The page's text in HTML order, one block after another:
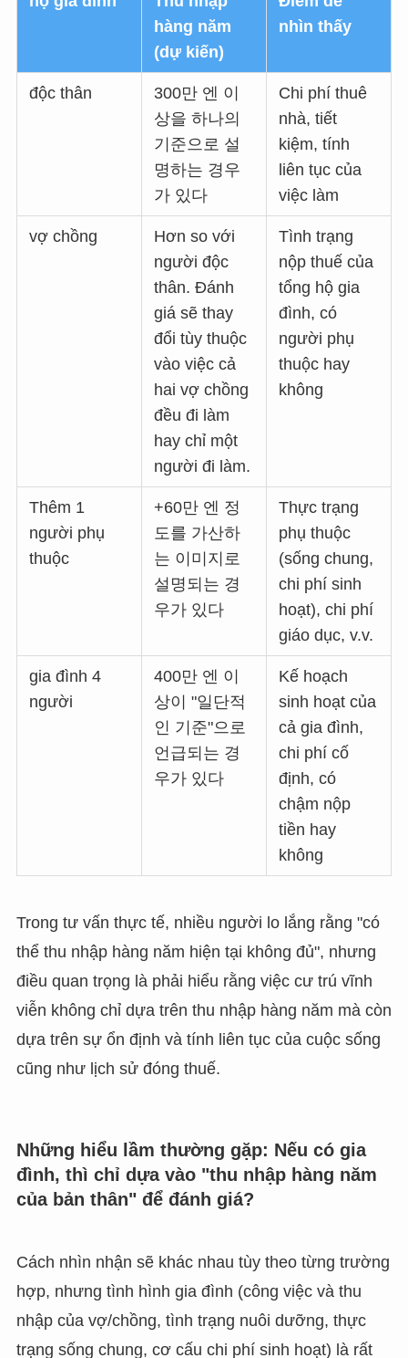
hàng năm
(dự kiến)
nhìn thấy
độc thân
300만 엔 이
상을 하나의
기준으로 설
명하는 경우
가 있다
Chi phí thuê
nhà, tiết
kiệm, tính
liên tục của
việc làm
vợ chồng
Hơn so với
người độc
thân. Đánh
giá sẽ thay
đổi tùy thuộc
vào việc cả
hai vợ chồng
đều đi làm
hay chỉ một
người đi làm.
Tình trạng
nộp thuế của
tổng hộ gia
đình, có
người phụ
thuộc hay
không
Thêm 1
người phụ
thuộc
+60만 엔 정
도를 가산하
는 이미지로
설명되는 경
우가 있다
Thực trạng
phụ thuộc
(sống chung,
chi phí sinh
hoạt), chi phí
giáo dục, v.v.
gia đình 4
người
400만 엔 이
상이 "일단적
인 기준"으로
언급되는 경
우가 있다
Kế hoạch
sinh hoạt của
cả gia đình,
chi phí cố
định, có
chậm nộp
tiền hay
không
Trong tư vấn thực tế, nhiều người lo lắng rằng "có
thể thu nhập hàng năm hiện tại không đủ", nhưng
điều quan trọng là phải hiểu rằng việc cư trú vĩnh
viễn không chỉ dựa trên thu nhập hàng năm mà còn
dựa trên sự ổn định và tính liên tục của cuộc sống
cũng như lịch sử đóng thuế.
Những hiểu lầm thường gặp: Nếu có gia
đình, thì chỉ dựa vào "thu nhập hàng năm
của bản thân" để đánh giá?
Cách nhìn nhận sẽ khác nhau tùy theo từng trường
hợp, nhưng tình hình gia đình (công việc và thu
nhập của vợ/chồng, tình trạng nuôi dưỡng, thực
trạng sống chung, cơ cấu chi phí sinh hoạt) là rất